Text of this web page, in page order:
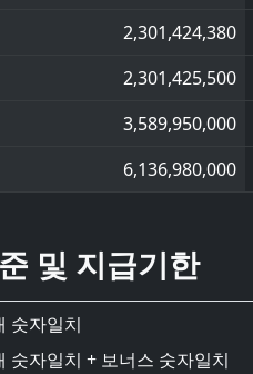
2,301,424,380
2,301,425,500
3,589,950,000
6,136,980,000
및 지급기한
숫자일치
숫자일치 + 보너스 숫자일치